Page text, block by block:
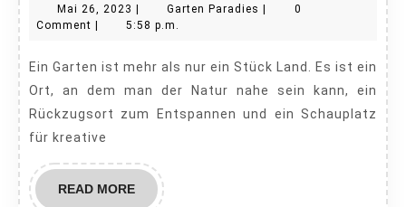
Einzigartige
Ihres
Gartens
Mai 26, 2023 Mai
26,
| Garten Paradies Garten
|
0
Comment | 5:58 p.m.
Ein Garten ist mehr als nur ein Stück Land. Es ist ein
Ort, an dem man der Natur nahe sein kann, ein
Rückzugsort zum Entspannen und ein Schauplatz
für kreative
READ MOREREAD